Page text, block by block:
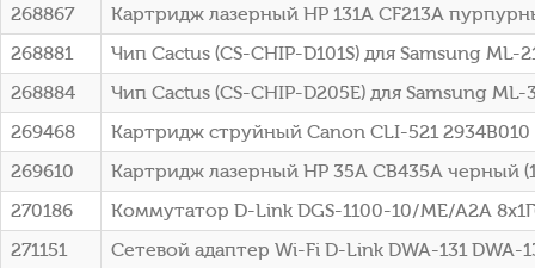
268867
Картридж лазерный HP 131A CF213A
268881
Чип Cactus (CS-CHIP-D101S) для Samsung
268884
Чип Cactus (CS-CHIP-D205E) для Samsung ML-
269468
Картридж струйный Canon CLI-521
269610
Картридж лазерный HP 35A CB435A черный
270186
Коммутатор D-Link DGS-1100-10/ME/A2A
271151
Сетевой адаптер Wi-Fi D-Link DWA-131 DWA-